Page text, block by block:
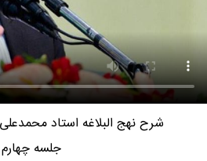
شرح نهج البلاغه استاد محمدعلی
جلسه چهارم